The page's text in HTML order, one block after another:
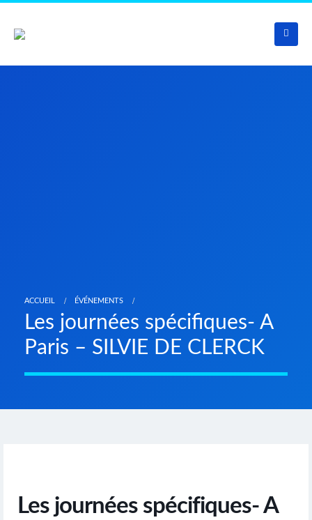
ACCUEIL ÉVÉNEMENTS
Les journées spécifiques- A
Paris – SILVIE DE CLERCK
Les journées spécifiques- A